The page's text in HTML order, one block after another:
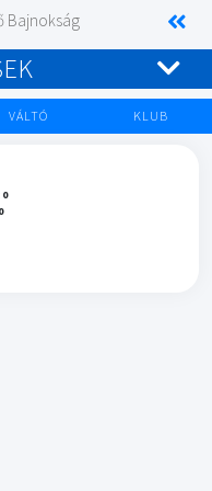
Bajnokság
VÁLTÓ KLUB
0
0